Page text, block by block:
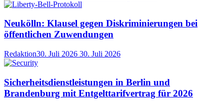
Neukölln: Klausel gegen Diskriminierungen bei
öffentlichen Zuwendungen
Redaktion30. Juli 2026 30. Juli 2026
Sicherheitsdienstleistungen in Berlin und
Brandenburg mit Entgelttarifvertrag für 2026